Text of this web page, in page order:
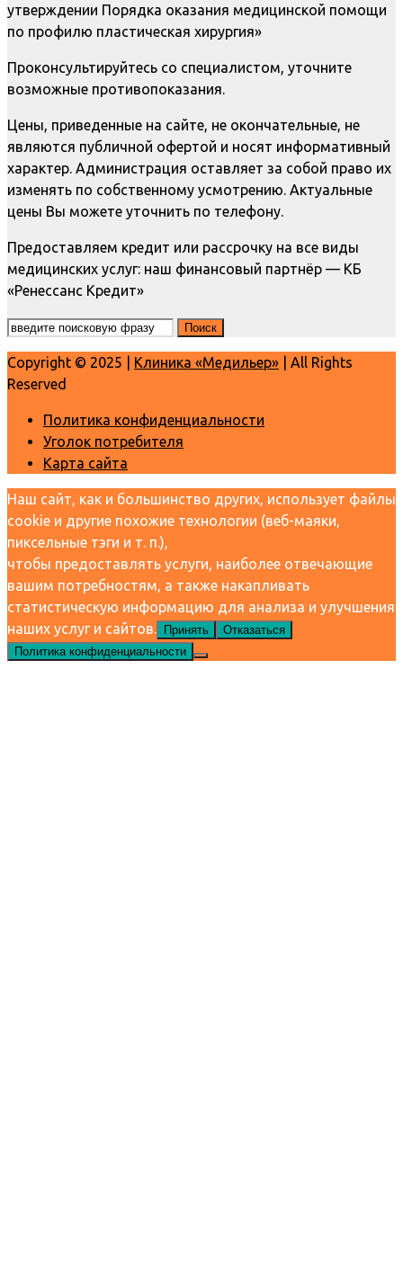
утверждении Порядка оказания медицинской помощи
по профилю пластическая хирургия»
Проконсультируйтесь со специалистом, уточните
возможные противопоказания.
Цены, приведенные на сайте, не окончательные, не
являются публичной офертой и носят информативный
характер. Администрация оставляет за собой право их
изменять по собственному усмотрению. Актуальные
цены Вы можете уточнить по телефону.
Предоставляем кредит или рассрочку на все виды
медицинских услуг: наш финансовый партнёр — КБ
«Ренессанс Кредит»
Copyright © 2025 | Клиника «Медильер» | All Rights
Reserved
Политика конфиденциальности
Уголок потребителя
Карта сайта
Наш сайт, как и большинство других, использует файлы
cookie и другие похожие технологии (веб-маяки,
пиксельные тэги и т. п.),
чтобы предоставлять услуги, наиболее отвечающие
вашим потребностям, а также накапливать
статистическую информацию для анализа и улучшения
наших услуг и сайтов.
Принять
Отказаться
Политика конфиденциальности